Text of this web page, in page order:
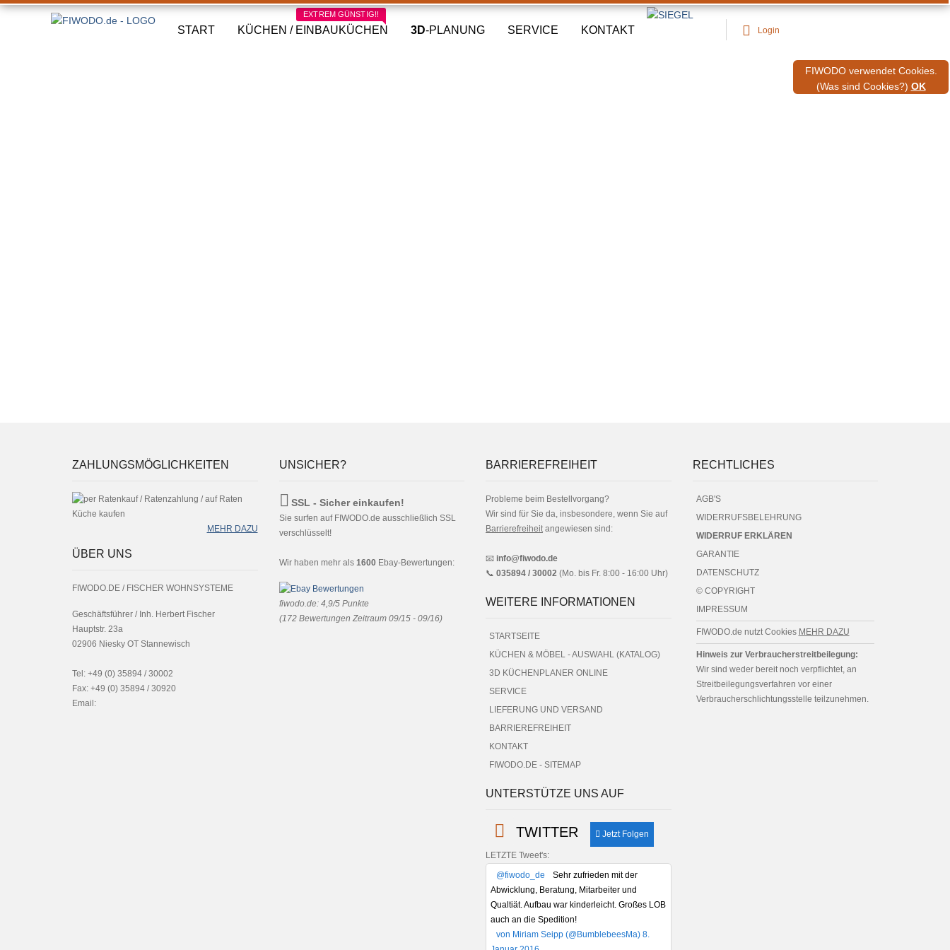
Login
START KÜCHEN / EINBAUKÜCHEN
EXTREM GÜNSTIG!!
3D-PLANUNG SERVICE KONTAKT
FIWODO verwendet Cookies.
(Was sind Cookies?) OK
ZAHLUNGSMÖGLICHKEITEN
MEHR DAZU
ÜBER UNS
FIWODO.DE / FISCHER WOHNSYSTEME
Geschäftsführer / Inh. Herbert Fischer
Hauptstr. 23a
02906 Niesky OT Stannewisch
Tel: +49 (0) 35894 / 30002
Fax: +49 (0) 35894 / 30920
Email:
UNSICHER?
SSL - Sicher einkaufen!
Sie surfen auf FIWODO.de ausschließlich SSL
verschlüsselt!
Wir haben mehr als 1600Ebay-Bewertungen:
fiwodo.de: 4,9/5 Punkte
(172Bewertungen Zeitraum 09/15 - 09/16)
BARRIEREFREIHEIT
Probleme beim Bestellvorgang?
Wir sind für Sie da, insbesondere, wenn Sie auf
Barrierefreiheitangewiesen sind:
📧 info@fiwodo.de
📞 035894 / 30002 (Mo. bis Fr. 8:00 - 16:00 Uhr)
WEITERE INFORMATIONEN
STARTSEITE
KÜCHEN & MÖBEL - AUSWAHL (KATALOG)
3D KÜCHENPLANER ONLINE
SERVICE
LIEFERUNG UND VERSAND
BARRIEREFREIHEIT
KONTAKT
FIWODO.DE - SITEMAP
UNTERSTÜTZE UNS AUF
TWITTER Jetzt Folgen
LETZTE Tweet's:
@fiwodo_de
Sehr zufrieden mit der
Abwicklung, Beratung, Mitarbeiter und
Qualtiät. Aufbau war kinderleicht. Großes LOB
auch an die Spedition!
von Miriam Seipp (@BumblebeesMa) 8.
RECHTLICHES
AGB'S
WIDERRUFSBELEHRUNG
WIDERRUF ERKLÄREN
GARANTIE
DATENSCHUTZ
© COPYRIGHT
IMPRESSUM
FIWODO.de nutzt Cookies MEHR DAZU
Hinweis zur Verbraucherstreitbeilegung:
Wir sind weder bereit noch verpflichtet, an
Streitbeilegungsverfahren vor einer
Verbraucherschlichtungsstelle teilzunehmen.